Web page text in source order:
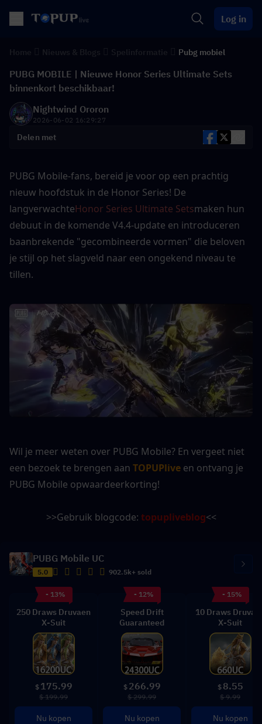
Log in
Pubg mobiel
PUBG MOBILE | Nieuwe Honor Series Ultimate Sets
binnenkort beschikbaar!
Nightwind Ororon
2026-06-02 16:29:27
Delen met
PUBG Mobile-fans, bereid je voor op een prachtig
nieuw hoofdstuk in de Honor Series! De
langverwachteHonor Series Ultimate Setsmaken hun
debuut in de komende V4.4-update en introduceren
baanbrekende "gecombineerde vormen" die beloven
je stijl op het slagveld naar een ongekend niveau te
tillen.
Wil je meer weten over PUBG Mobile? En vergeet niet
een bezoek te brengen aan TOPUPlive en ontvang je
PUBG Mobile opwaardeerkorting!
>>Gebruik blogcode: topupliveblog<<
PUBG Mobile UC
5.0 902.5k+ sold
- 13%
250 Draws Druvaen
X-Suit
$ 175.99
$ 199.99
Nu kopen
- 12%
Speed Drift
Guaranteed
$ 266.99
$ 299.99
Nu kopen
- 15%
10 Draws
X-Suit
$ 8.55
$ 9.99
Nu kopen